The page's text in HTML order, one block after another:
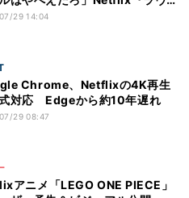
』が配信前からSNSで話題に
29 14:04
Chrome、Netflixの4K再生
対応 Edgeから約10年遅れ
29 08:47
アニメ「LEGO ONE PIECE」